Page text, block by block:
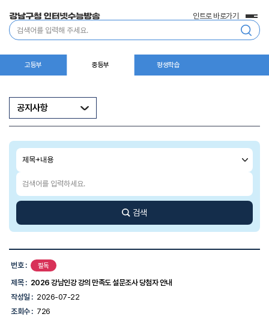
통
합
색
인트로 바로가기
전
체
메
고등부 중등부 평생학습
공지사항
검
조
검
어
입
검색
지
항
목
록
번호 : 필독
제목 : 2026 강남인강 강의 만족도 설문조사 당첨자 안내
작성일 : 2026-07-22
조회수 : 726